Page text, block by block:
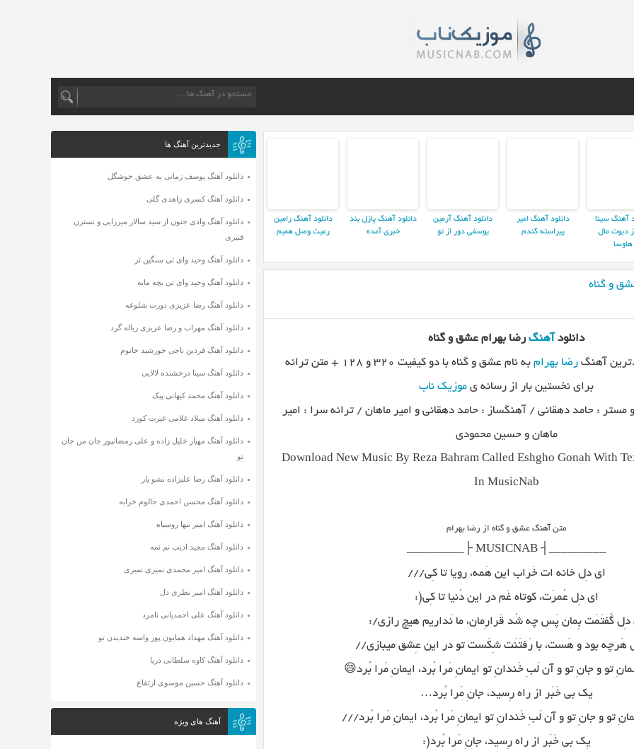
آهنگ سینا
دیوت مال
هاوسا
دانلود آهنگ امیر
پیراسته گندم
دانلود آهنگ آرمین
یوسفی دور از تو
دانلود آهنگ پازل بند
خبری آمده
دانلود آهنگ رامین
رعیت وصل همیم
و گناه
دانلود آهنگ رضا بهرام عشق و گناه
آهنگ رضا بهرام
به نام عشق و گناه با دو کیفیت ۳۲۰ و ۱۲۸ + متن ترانه
برای نخستین بار از رسانه ی موزیک ناب
: حامد دهقانی / آهنگساز : حامد دهقانی و امیر ماهان / ترانه سرا : امیر
ماهان و حسین محمودی
Download New Music By Reza Bahram Called Eshgho Gonah With
In MusicNab
متن آهنگ عشق و گناه از رضا بهرام
_________┤ MUSICNAB ├_________
ای دِل خانه ات خَراب این هَمه، رویا تا کِی///
ای دِل عُمرَت، کوتاه غَم در این دُنیا تا کِی(:
دِل گُفتَمَت بِمان پَس چه شُد قَرارِمان، ما نَداریم هیچ رازی/:
هَرچه بود و هَست، با رَفتَنَت شِکَست تو در این عِشق میبازی//
تو و جانِ تو و آن لَبِ خَندانِ تو ایمانِ مَرا بُرد، ایمانِ مَرا بُرد😄
یک بی خَبَر از راه رِسید، جانِ مَرا بُرد…
تو و جانِ تو و آن لَبِ خَندانِ تو ایمانِ مَرا بُرد، ایمانِ مَرا بُرد///
یِک بی خَبَر از راه رِسید، جانِ مَرا بُرد(:
جدیدترین آهنگ ها
دانلود آهنگ یوسف زمانی یه عشق خوشگل
دانلود آهنگ کسری زاهدی گلی
دانلود آهنگ وادی جنون از سید سالار میرزایی و نسترن
قنبری
دانلود آهنگ وحید وای تی سنگین تر
دانلود آهنگ وحید وای تی بچه مایه
دانلود آهنگ رضا عزیزی دورت شلوغه
دانلود آهنگ مهراب و رضا عزیزی زباله گرد
دانلود آهنگ فردین ناجی خورشید خانوم
دانلود آهنگ سینا درخشنده لالایی
دانلود آهنگ محمد کیهانی پیک
دانلود آهنگ میلاد غلامی غیرت کورد
دانلود آهنگ مهیار خلیل زاده و علی رمضانپور جان من جان
تو
دانلود آهنگ رضا علیزاده نشو یار
دانلود آهنگ محسن احمدی حالوم خرابه
دانلود آهنگ امیر تنها روسیاه
دانلود آهنگ مجید ادیب نم نمه
دانلود آهنگ امیر محمدی نمیری نمیری
دانلود آهنگ امیر نظری دل
دانلود آهنگ علی احمدیانی نامرد
دانلود آهنگ مهداد همایون پور واسه خندیدن تو
دانلود آهنگ کاوه سلطانی دریا
دانلود آهنگ حسین موسوی ارتفاع
آهنگ های ویژه